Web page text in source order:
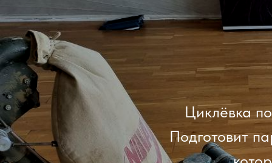
Циклёвка
Подготовит